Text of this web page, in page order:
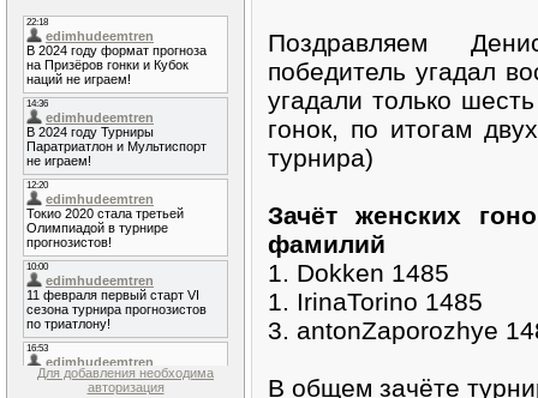
Для добавления необходима
авторизация
Поздравляем
победитель угадал
угадали только
гонок, по итогам
турнира)
Зачёт женских
фамилий
1. Dokken 1485
1. IrinaTorino 1485
3. antonZaporozhye
В общем зачёте